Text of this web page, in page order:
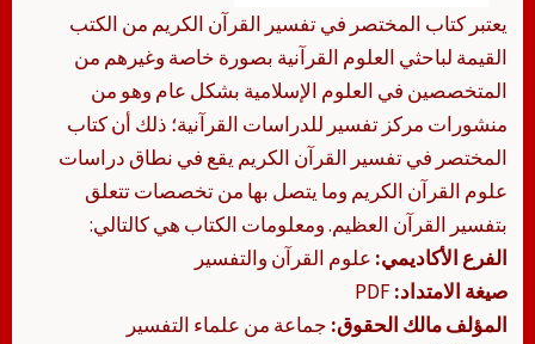
يعتبر كتاب المختصر في تفسير القرآن الكريم من الكتب
القيمة لباحثي العلوم القرآنية بصورة خاصة وغيرهم من
المتخصصين في العلوم الإسلامية بشكل عام وهو من
منشورات مركز تفسير للدراسات القرآنية؛ ذلك أن كتاب
المختصر في تفسير القرآن الكريم يقع في نطاق دراسات
علوم القرآن الكريم وما يتصل بها من تخصصات تتعلق
بتفسير القرآن العظيم. ومعلومات الكتاب هي كالتالي:
الفرع الأكاديمي: علوم القرآن والتفسير
صيغة الامتداد:
المؤلف مالك الحقوق: جماعة من علماء التفسير